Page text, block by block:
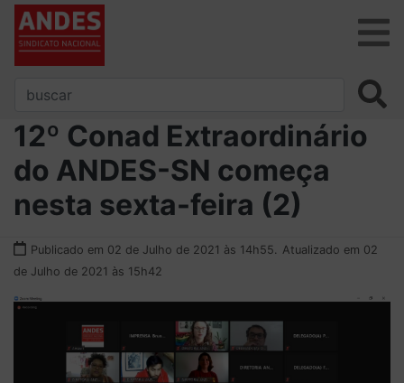
12º Conad Extraordinário
do ANDES-SN começa
nesta sexta-feira (2)
Publicado em 02 de Julho de 2021 às 14h55.
Atualizado em 02
de Julho de 2021 às 15h42